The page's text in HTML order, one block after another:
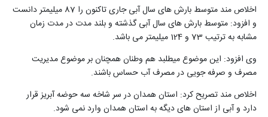
اخلاص مند متوسط بارش های سال آبی جاری تاکنون را 87 میلیمتر دانست
و افزود: متوسط بارش های سال آبی گذشته و بلند مدت در مدت زمان
مشابه به ترتیب 73 و 124 میلیمتر می باشد.
وی افزود: این موضوع میطلبد هم وطنان همچنان بر موضوع مدیریت
مصرف و صرفه جویی در مصرف آب حساس باشند.
اخلاص مند تصریح کرد: استان همدان در سر شاخه سه حوضه آبریز قرار
دارد و آبی از استان های دیگه به استان همدان وارد نمی شود.